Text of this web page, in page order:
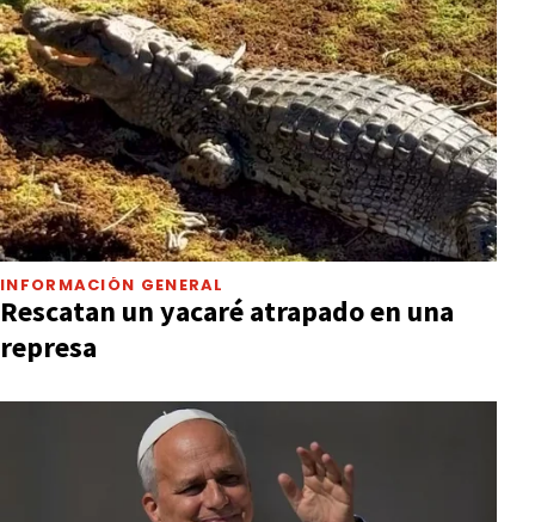
INFORMACIÓN GENERAL
Rescatan un yacaré atrapado en una
represa